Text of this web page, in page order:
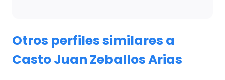
Otros perfiles similares a
Casto Juan Zeballos Arias